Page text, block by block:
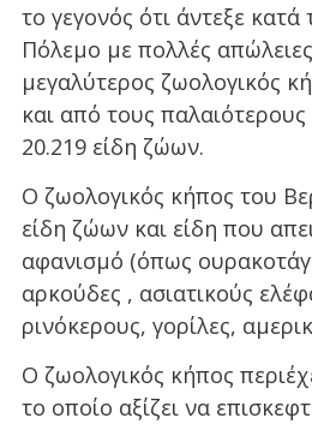
το γεγονός ότι άντεξε
Πόλεμο με πολλές
μεγαλύτερος ζωολογικός
και από τους παλαιότερους
20.219 είδη ζώων.
Ο ζωολογικός κήπος του
είδη ζώων και είδη που
αφανισμό (όπως
αρκούδες , ασιατικούς
ρινόκερους, γορίλες,
Ο ζωολογικός κήπος
το οποίο αξίζει να